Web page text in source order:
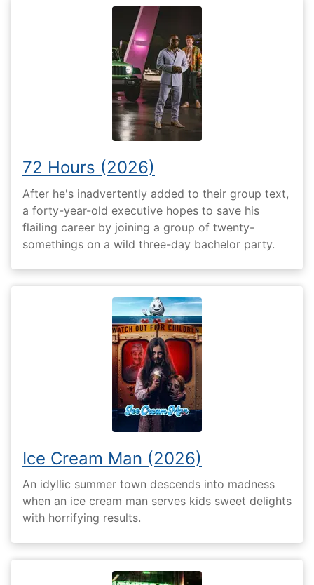
72 Hours (2026)
After he's inadvertently added to their group text,
a forty-year-old executive hopes to save his
flailing career by joining a group of twenty-
somethings on a wild three-day bachelor party.
Ice Cream Man (2026)
An idyllic summer town descends into madness
when an ice cream man serves kids sweet delights
with horrifying results.